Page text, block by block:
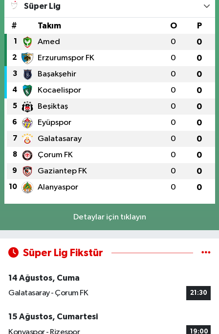
Süper Lig
# Takım O P
1 Amed 0 0
2 Erzurumspor FK 0 0
3 Başakşehir 0 0
4 Kocaelispor 0 0
5 Beşiktaş 0 0
6 Eyüpspor 0 0
7 Galatasaray 0 0
8 Çorum FK 0 0
9 Gaziantep FK 0 0
10 Alanyaspor 0 0
Detaylar için tıklayın
Süper Lig Fikstür
14 Ağustos, Cuma
Galatasaray - Çorum FK
21:30
15 Ağustos, Cumartesi
Konyaspor - Rizespor
19:00